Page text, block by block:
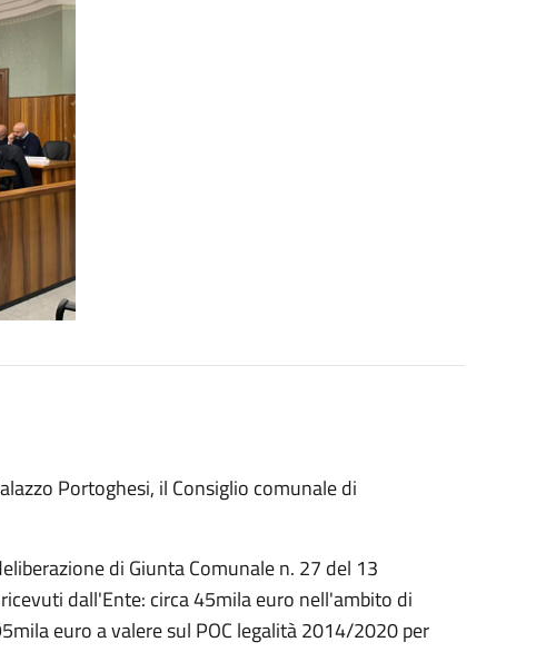
Portoghesi, il Consiglio comunale di
di Giunta Comunale n. 27 del 13
dall'Ente: circa 45mila euro nell'ambito di
euro a valere sul POC legalità 2014/2020 per